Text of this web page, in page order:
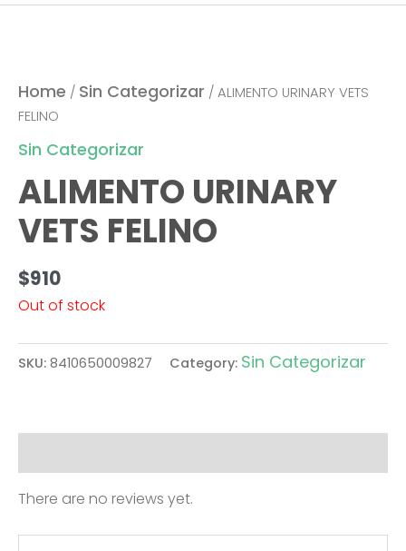
Home / Sin Categorizar / ALIMENTO URINARY VETS
FELINO
Sin Categorizar
ALIMENTO URINARY
VETS FELINO
$910
Out of stock
SKU: 8410650009827 Category: Sin Categorizar
There are no reviews yet.